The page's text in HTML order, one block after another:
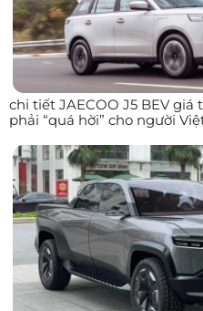
chi tiết JAECOO J5 BEV giá
phải “quá hời” cho người